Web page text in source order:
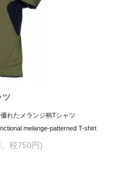
ツ
れたメランジ柄Tシャツ
melange-patterned T-shirt
税750円)